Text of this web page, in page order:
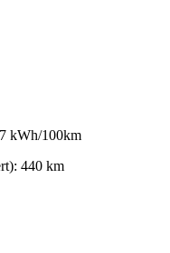
kWh/100km
440 km